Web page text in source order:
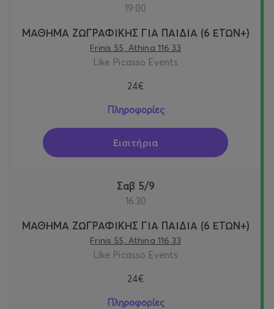
19:00
ΜΑΘΗΜΑ ΖΩΓΡΑΦΙΚΗΣ ΓΙΑ ΠΑΙΔΙΑ (6 ΕΤΩΝ+)
Frinis 55, Athina 116 33
Like Picasso Events
24€
Πληροφορίες
Εισιτήρια
Σαβ 5/9
16:30
ΜΑΘΗΜΑ ΖΩΓΡΑΦΙΚΗΣ ΓΙΑ ΠΑΙΔΙΑ (6 ΕΤΩΝ+)
Frinis 55, Athina 116 33
Like Picasso Events
24€
Πληροφορίες